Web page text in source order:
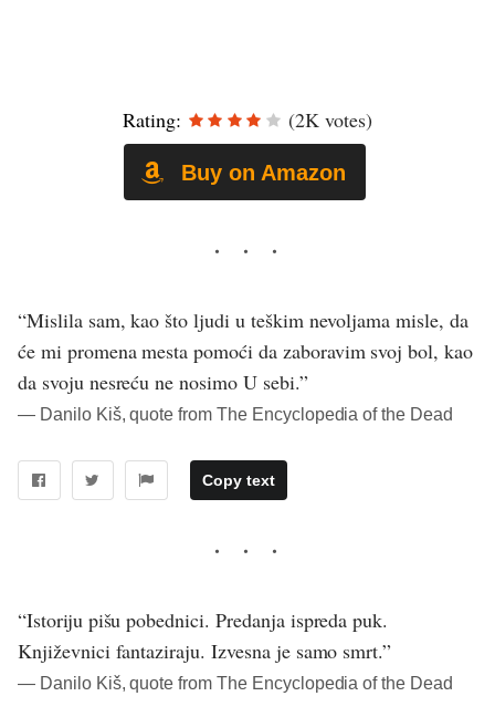
Rating: (2K votes)
Buy on Amazon
“Mislila sam, kao što ljudi u teškim nevoljama misle, da
će mi promena mesta pomoći da zaboravim svoj bol, kao
da svoju nesreću ne nosimo U sebi.”
― Danilo Kiš, quote from The Encyclopedia of the Dead
Copy text
“Istoriju pišu pobednici. Predanja ispreda puk.
Književnici fantaziraju. Izvesna je samo smrt.”
― Danilo Kiš, quote from The Encyclopedia of the Dead